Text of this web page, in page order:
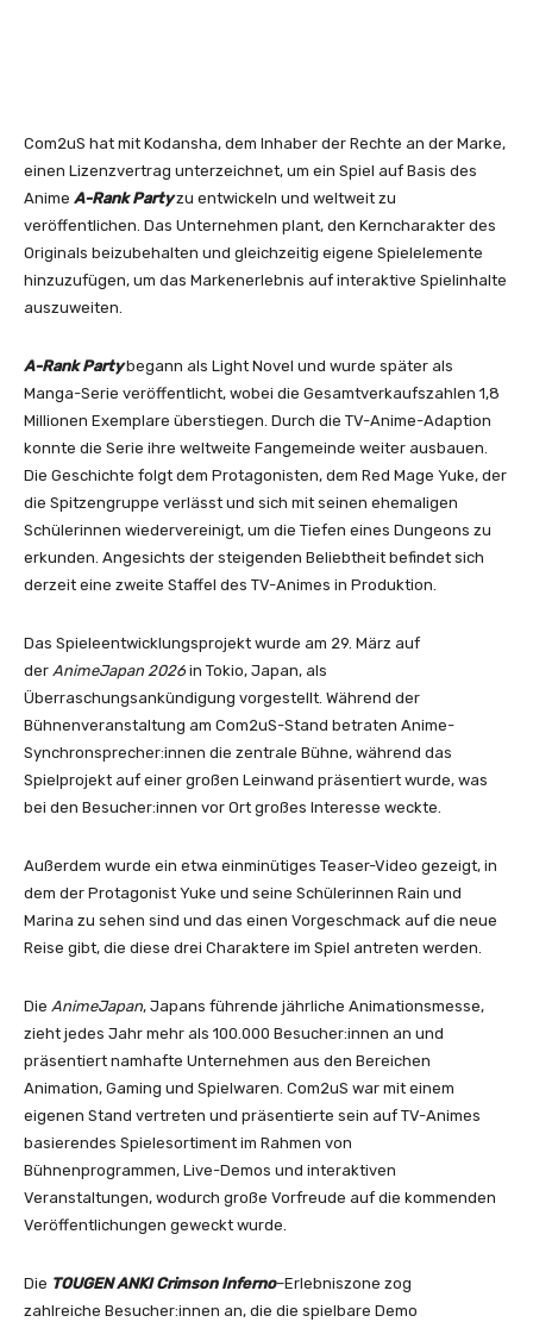
Com2uS hat mit Kodansha, dem Inhaber der Rechte an der Marke,
einen Lizenzvertrag unterzeichnet, um ein Spiel auf Basis des
Anime A-Rank Partyzu entwickeln und weltweit zu
veröffentlichen. Das Unternehmen plant, den Kerncharakter des
Originals beizubehalten und gleichzeitig eigene Spielelemente
hinzuzufügen, um das Markenerlebnis auf interaktive Spielinhalte
auszuweiten.
A-Rank Partybegann als Light Novel und wurde später als
Manga-Serie veröffentlicht, wobei die Gesamtverkaufszahlen 1,8
Millionen Exemplare überstiegen. Durch die TV-Anime-Adaption
konnte die Serie ihre weltweite Fangemeinde weiter ausbauen.
Die Geschichte folgt dem Protagonisten, dem Red Mage Yuke, der
die Spitzengruppe verlässt und sich mit seinen ehemaligen
Schülerinnen wiedervereinigt, um die Tiefen eines Dungeons zu
erkunden. Angesichts der steigenden Beliebtheit befindet sich
derzeit eine zweite Staffel des TV-Animes in Produktion.
Das Spieleentwicklungsprojekt wurde am 29. März auf
der AnimeJapan 2026in Tokio, Japan, als
Überraschungsankündigung vorgestellt. Während der
Bühnenveranstaltung am Com2uS-Stand betraten Anime-
Synchronsprecher:innen die zentrale Bühne, während das
Spielprojekt auf einer großen Leinwand präsentiert wurde, was
bei den Besucher:innen vor Ort großes Interesse weckte.
Außerdem wurde ein etwa einminütiges Teaser-Video gezeigt, in
dem der Protagonist Yuke und seine Schülerinnen Rain und
Marina zu sehen sind und das einen Vorgeschmack auf die neue
Reise gibt, die diese drei Charaktere im Spiel antreten werden.
Die AnimeJapan, Japans führende jährliche Animationsmesse,
zieht jedes Jahr mehr als 100.000 Besucher:innen an und
präsentiert namhafte Unternehmen aus den Bereichen
Animation, Gaming und Spielwaren. Com2uS war mit einem
eigenen Stand vertreten und präsentierte sein auf TV-Animes
basierendes Spielesortiment im Rahmen von
Bühnenprogrammen, Live-Demos und interaktiven
Veranstaltungen, wodurch große Vorfreude auf die kommenden
Veröffentlichungen geweckt wurde.
Die TOUGEN ANKI Crimson Inferno–Erlebniszone zog
zahlreiche Besucher:innen an, die die spielbare Demo